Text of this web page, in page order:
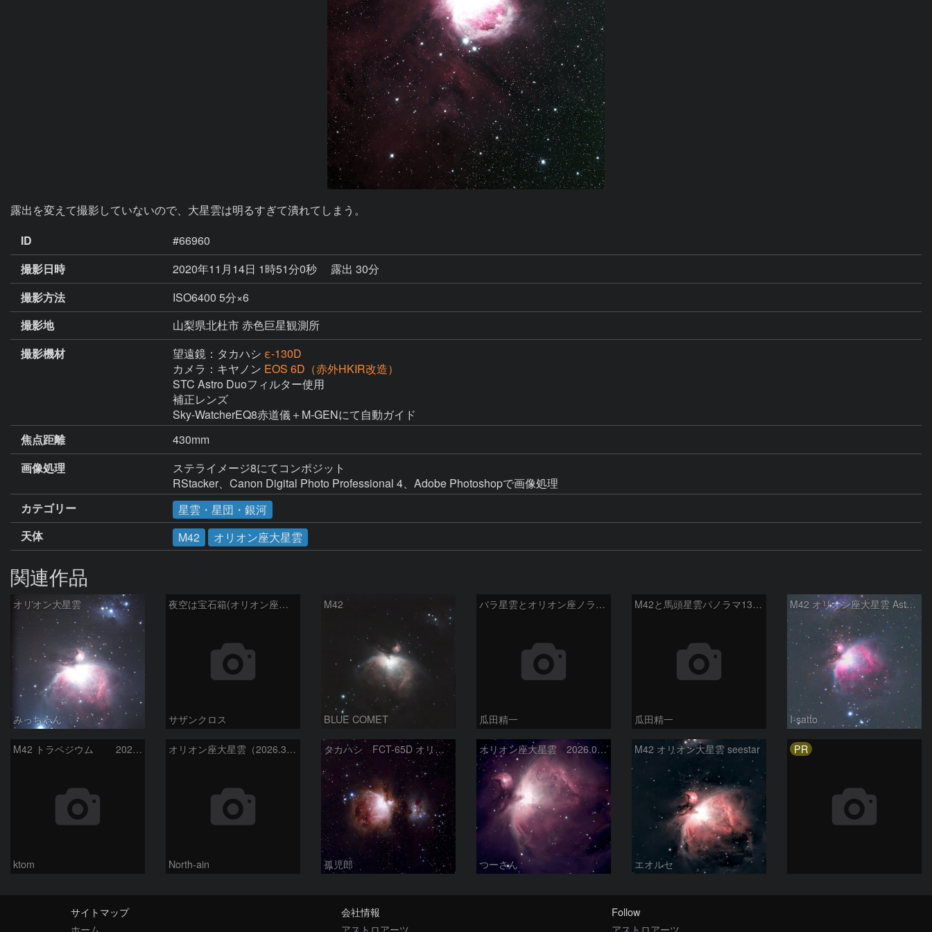
露出を変えて撮影していないので、大星雲は明るすぎて潰れてしまう。
ID
#66960
撮影日時
2020年11月14日 1時51分0秒
露出 30分
撮影方法
ISO6400 5分×6
撮影地
山梨県北杜市 赤色巨星観測所
撮影機材
望遠鏡：タカハシ ε-130D
カメラ：キヤノン EOS 6D（赤外HKIR改造）
STC Astro Duoフィルター使用
補正レンズ
Sky-WatcherEQ8赤道儀＋M-GENにて自動ガイド
焦点距離
430mm
画像処理
ステライメージ8にてコンポジット
RStacker、Canon Digital Photo Professional 4、Adobe Photoshopで画像処理
カテゴリー
星雲・星団・銀河
天体
M42 オリオン座大星雲
関連作品
オリオン大星雲
みっちゃん
夜空は宝石箱(オリオン座大星雲 M42) Seestar50
サザンクロス
M42
BLUE COMET
バラ星雲とオリオン座ノラマ50mm
瓜田精一
M42と馬頭星雲パノラマ135mm
瓜田精一
M42 オリオン座大星雲 AstroTracer Type3の威力
I-satto
M42 トラペジウム 2026-3-14
ktom
オリオン座大星雲（2026.3.15）
North-ain
タカハシ FCT-65D オリオン大星雲
孤児郎
オリオン座大星雲 2026.01.13
つーさん
M42 オリオン大星雲 seestar
エオルセ
PR
サイトマップ
会社情報
Follow